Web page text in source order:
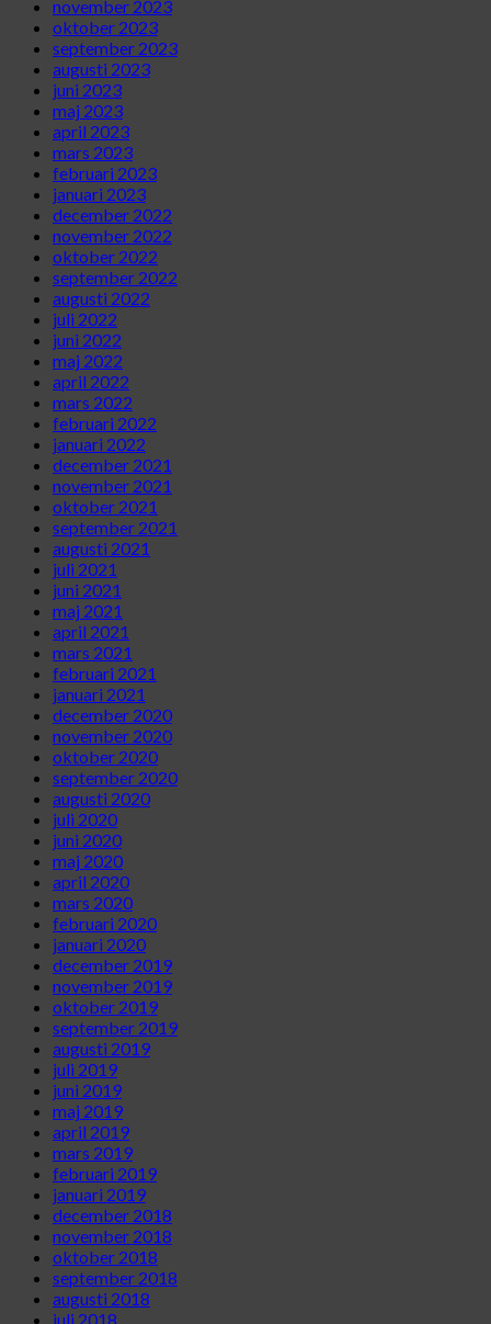
november 2023
oktober 2023
september 2023
augusti 2023
juni 2023
maj 2023
april 2023
mars 2023
februari 2023
januari 2023
december 2022
november 2022
oktober 2022
september 2022
augusti 2022
juli 2022
juni 2022
maj 2022
april 2022
mars 2022
februari 2022
januari 2022
december 2021
november 2021
oktober 2021
september 2021
augusti 2021
juli 2021
juni 2021
maj 2021
april 2021
mars 2021
februari 2021
januari 2021
december 2020
november 2020
oktober 2020
september 2020
augusti 2020
juli 2020
juni 2020
maj 2020
april 2020
mars 2020
februari 2020
januari 2020
december 2019
november 2019
oktober 2019
september 2019
augusti 2019
juli 2019
juni 2019
maj 2019
april 2019
mars 2019
februari 2019
januari 2019
december 2018
november 2018
oktober 2018
september 2018
augusti 2018
juli 2018